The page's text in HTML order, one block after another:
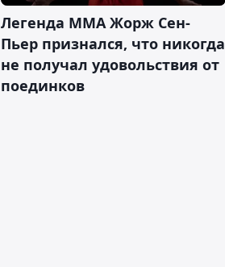
Легенда ММА Жорж Сен-
Пьер признался, что никогда
не получал удовольствия от
поединков